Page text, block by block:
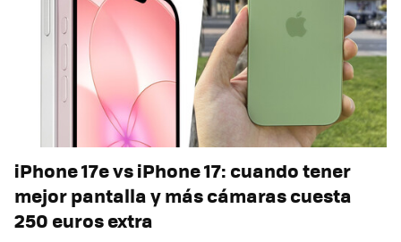
iPhone 17e vs iPhone 17: cuando tener
mejor pantalla y más cámaras cuesta
250 euros extra